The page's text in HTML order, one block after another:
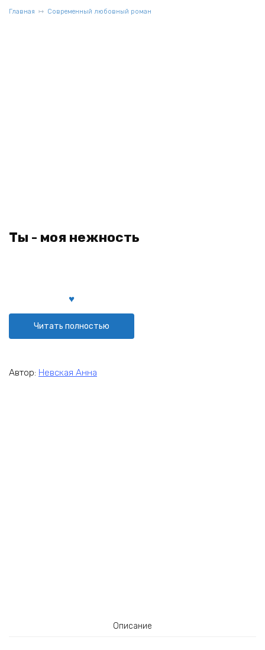
Главная Современный любовный роман
Ты - моя нежность
Читать полностью
Автор: Невская Анна
Описание